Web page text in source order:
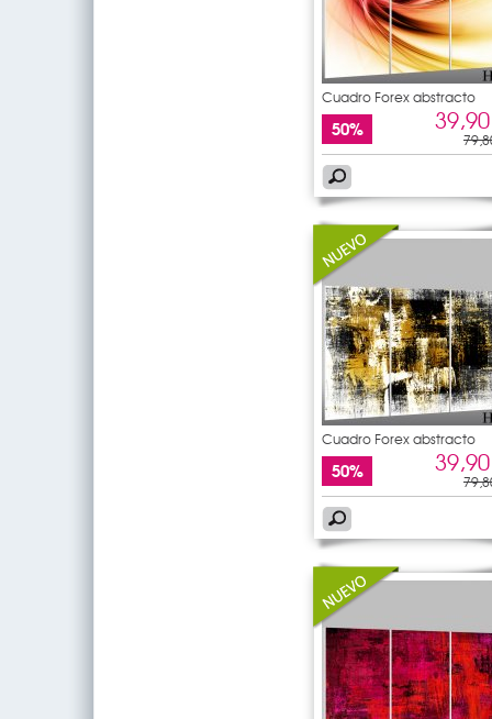
Cuadro Forex abstracto
50%
Cuadro Forex abstracto
50%